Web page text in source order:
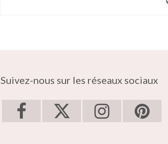
Suivez-nous sur les réseaux sociaux